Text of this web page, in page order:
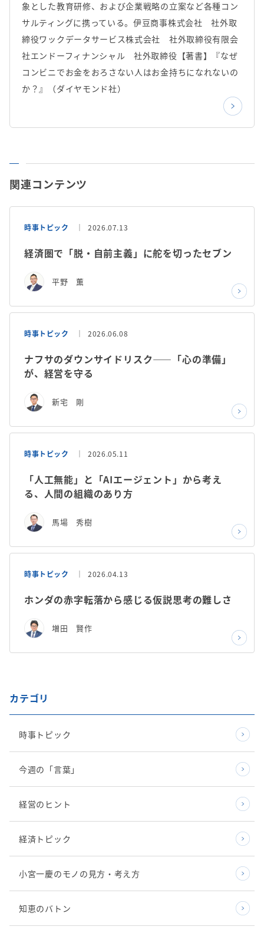
象とした教育研修、および企業戦略の立案など各種コン
サルティングに携っている。伊豆商事株式会社 社外取
締役ワックデータサービス株式会社 社外取締役有限会
社エンドーフィナンシャル 社外取締役【著書】『なぜ
コンビニでお金をおろさない人はお金持ちになれないの
か？』（ダイヤモンド社）
関連コンテンツ
時事トピック 2026.07.13
経済圏で「脱・自前主義」に舵を切ったセブン
平野 薫
時事トピック 2026.06.08
ナフサのダウンサイドリスク——「心の準備」
が、経営を守る
新宅 剛
時事トピック 2026.05.11
「人工無能」と「AIエージェント」から考え
る、人間の組織のあり方
馬場 秀樹
時事トピック 2026.04.13
ホンダの赤字転落から感じる仮説思考の難しさ
増田 賢作
カテゴリ
時事トピック
今週の「言葉」
経営のヒント
経済トピック
小宮一慶のモノの見方・考え方
知恵のバトン